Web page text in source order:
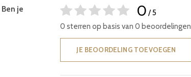
Ben je
0 / 5
0 sterren op basis van 0 beoordelingen
JE BEOORDELING TOEVOEGEN